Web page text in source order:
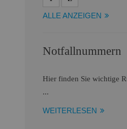
ALLE ANZEIGEN
Notfallnummern
Hier finden Sie wichtige
...
WEITERLESEN